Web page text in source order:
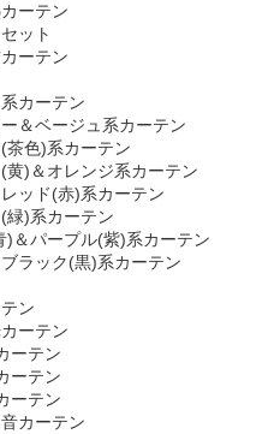
ーテン
ット
ーテン
カーテン
＆ベージュ系カーテン
茶色)系カーテン
黄)＆オレンジ系カーテン
ッド(赤)系カーテン
緑)系カーテン
)＆パープル(紫)系カーテン
ラック(黒)系カーテン
ン
ーテン
ーテン
ーテン
ーテン
カーテン